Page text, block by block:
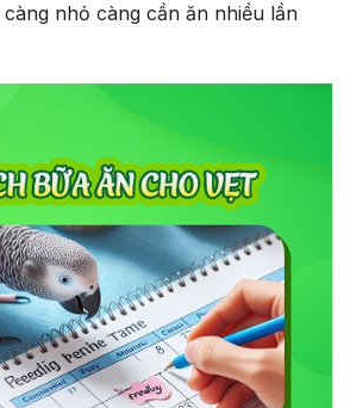
nhỏ càng cần ăn nhiều lần